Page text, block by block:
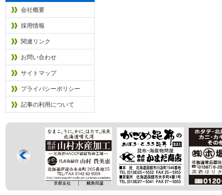
会社概要
採用情報
関連リンク
お問い合わせ
サイトマップ
プライバシーポリシー
記事の利用について